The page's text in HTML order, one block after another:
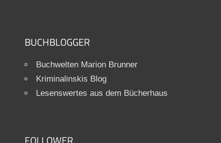
BUCHBLOGGER
Buchwelten Marion Brunner
Kriminalinskis Blog
Lesenswertes aus dem Bücherhaus